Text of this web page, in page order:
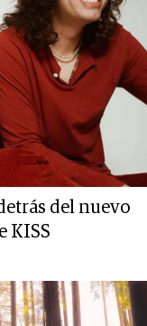
del nuevo
KISS